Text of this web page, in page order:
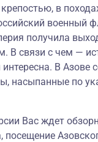
в
военный
получила
В связи с чем —
В Азове
насыпанные по
Вас ждет
посещение